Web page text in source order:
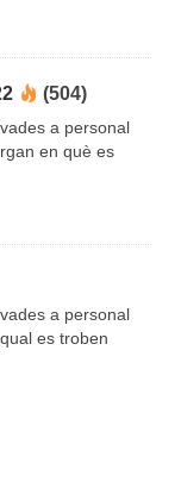
(504)
a personal
en què es
a personal
es troben